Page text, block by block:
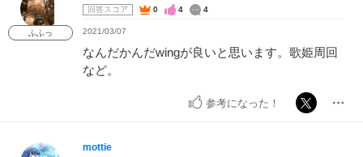
ふふっ
回答スコア 0 4 4
2021/03/07
なんだかんだwingが良いと思います。歌姫周回
など。
参考になった！
mottie